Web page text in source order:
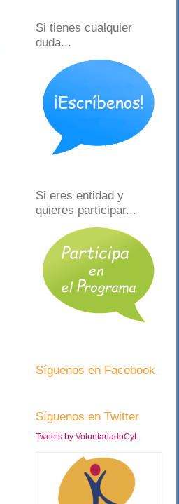
Si tienes cualquier
duda...
Si eres entidad y
quieres participar...
Síguenos en Facebook
Síguenos en Twitter
Tweets by VoluntariadoCyL